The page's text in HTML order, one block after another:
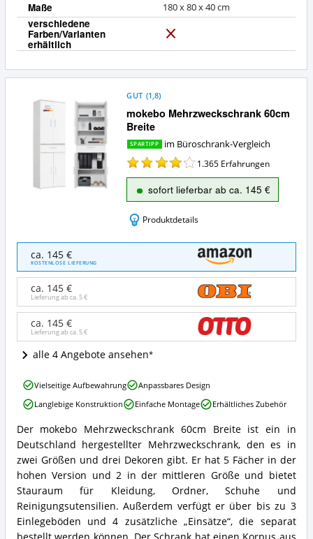
Maße 180 x 80 x 40 cm
verschiedene
Farben/Varianten
erhältlich
N
e
i
n
mokebo Mehrzweckschrank 60cm
Breite
GUT (1,8)
SPARTIPP im Büroschrank-Vergleich
1.365 Erfahrungen
sofort lieferbar ab ca. 145 €
Produktdetails
mokebo
Mehrzweckschrank
60cm
Breite
Angebote:
Wo
dieser
Büroschrank
erhältlich?
ca. 145 €
KOSTENLOSE LIEFERUNG
ca. 145 €
Lieferung ab ca.5 €
ca. 145 €
Lieferung ab ca.5 €
alle 4 Angebote ansehen
mokebo
Mehrzweckschrank
60cm
Breite
Zusammenfassung:
Was
bietet
dieser
Büroschrank?
Der mokebo Mehrzweckschrank 60cm Breite ist ein in
Deutschland hergestellter Mehrzweckschrank, den es in
zwei Größen und drei Dekoren gibt. Er hat 5 Fächer in der
hohen Version und 2 in der mittleren Größe und bietet
Stauraum für Kleidung, Ordner, Schuhe und
Reinigungsutensilien. Außerdem verfügt er über bis zu 3
Einlegeböden und 4 zusätzliche „Einsätze“, die separat
mokebo
Mehrzweckschrank
60cm
Vorteile:
Was
spricht
für
diesen
Büroschrank?
Vielseitige Aufbewahrung
Anpassbares Design
Langlebige Konstruktion
Einfache Montage Erhältliches Zubehör